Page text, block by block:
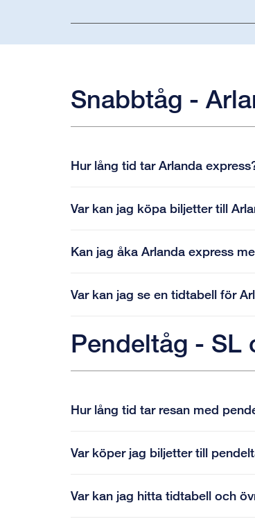
Snabbtåg -
Hur lång tid tar Arlanda
Var kan jag köpa biljetter till
Kan jag åka Arlanda express
Var kan jag se en tidtabell för
Pendeltåg - SL
Hur lång tid tar resan med
Var köper jag biljetter till
Var kan jag hitta tidtabell och